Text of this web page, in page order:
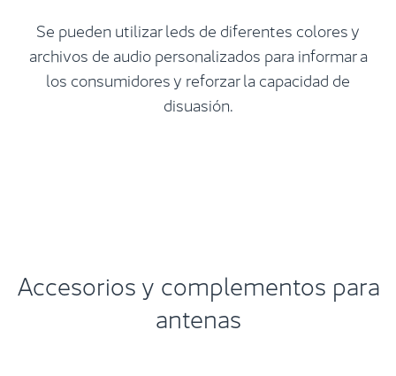
Se pueden utilizar leds de diferentes colores y
archivos de audio personalizados para informar a
los consumidores y reforzar la capacidad de
disuasión.
Accesorios y complementos para
antenas